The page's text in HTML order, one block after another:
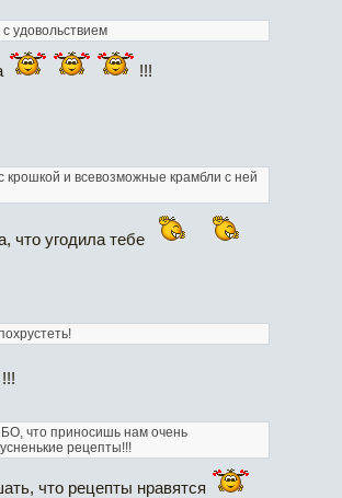
удовольствием
!!!
крошкой и всевозможные крамбли с ней
что угодила тебе
!!!
что приносишь нам очень
рецепты!!!
что рецепты нравятся